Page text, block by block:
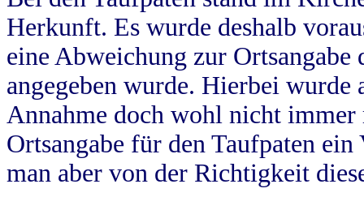
Herkunft. Es wurde deshalb
eine Abweichung zur
angegeben wurde. Hierbei wurde
Annahme doch wohl nicht
Ortsangabe für den Taufpaten
man aber von der Richtigkeit